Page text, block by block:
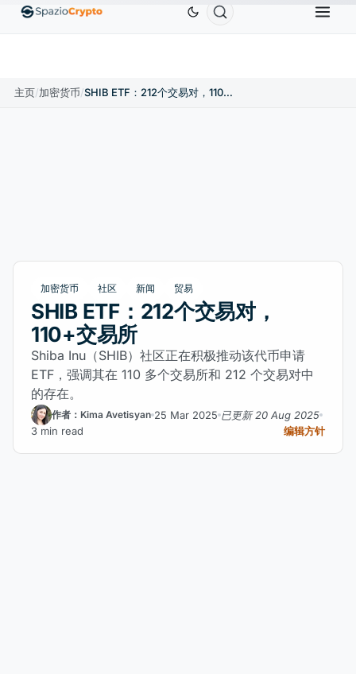
EthereumETHUS$1,880.58 Tether USDT ↑0.00% BNB
主页/加密货币/ SHIB ETF：212个交易对，110+交易所
加密货币 社区 新闻 贸易
SHIB ETF：212个交易对，
110+交易所
Shiba Inu（SHIB）社区正在积极推动该代币申请
ETF，强调其在 110 多个交易所和 212 个交易对中
的存在。
作者：Kima Avetisyan 25 Mar 2025 已更新 20 Aug 2025
3 min read
编辑方针